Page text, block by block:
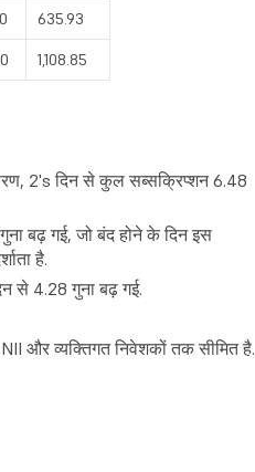
635.93
1,108.85
2's दिन से कुल सब्सक्रिप्शन 6.48
बढ़ गई, जो बंद होने के दिन इस
है.
से 4.28 गुना बढ़ गई.
और व्यक्तिगत निवेशकों तक सीमित है.